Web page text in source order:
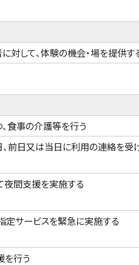
対して、体験の機会・場を提供す
食事の介護等を行う
前日又は当日に利用の連絡を受
夜間支援を実施する
サービスを緊急に実施する
を行う